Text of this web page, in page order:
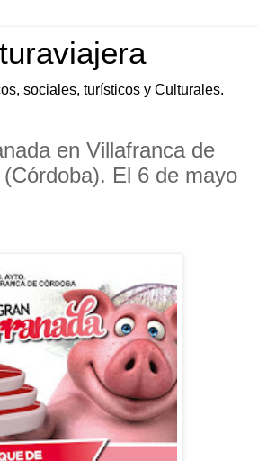
sociales, turísticos y Culturales.
en Villafranca de
El 6 de mayo